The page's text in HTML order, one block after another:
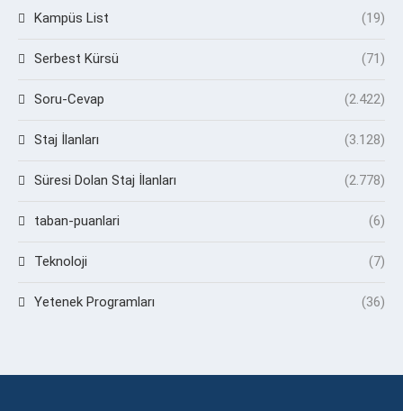
Kampüs List (19)
Serbest Kürsü (71)
Soru-Cevap (2.422)
Staj İlanları (3.128)
Süresi Dolan Staj İlanları (2.778)
taban-puanlari (6)
Teknoloji (7)
Yetenek Programları (36)